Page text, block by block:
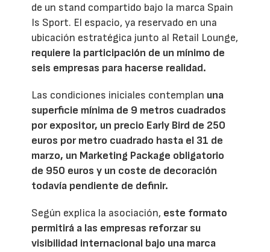
de un stand compartido bajo la marca Spain
Is Sport. El espacio, ya reservado en una
ubicación estratégica junto al Retail Lounge,
requiere la participación de un mínimo de
seis empresas para hacerse realidad.
Las condiciones iniciales contemplan una
superficie mínima de 9 metros cuadrados
por expositor, un precio Early Bird de 250
euros por metro cuadrado hasta el 31 de
marzo, un Marketing Package obligatorio
de 950 euros y un coste de decoración
todavía pendiente de definir.
Según explica la asociación, este formato
permitirá a las empresas reforzar su
visibilidad internacional bajo una marca